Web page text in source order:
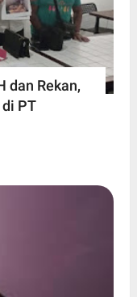
dan Rekan,
PT